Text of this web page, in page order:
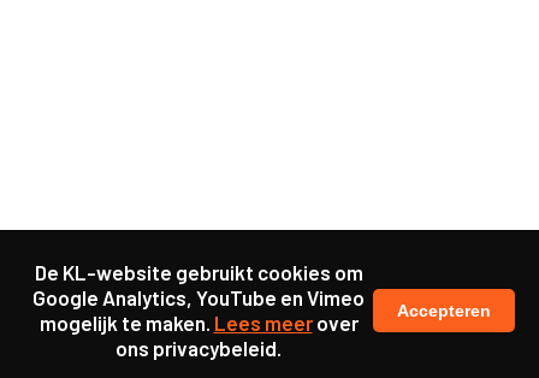
De KL-website gebruikt cookies om
Google Analytics, YouTube en Vimeo
mogelijk te maken. Lees meerover
ons privacybeleid.
Accepteren